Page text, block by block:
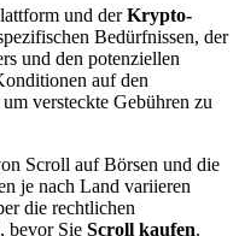
und derKrypto-
Bedürfnissen, der
und den potenziellen
auf den
versteckte Gebühren zu
Scroll auf Börsen und die
je nach Land variieren
die rechtlichen
bevor Sie Scroll kaufen.